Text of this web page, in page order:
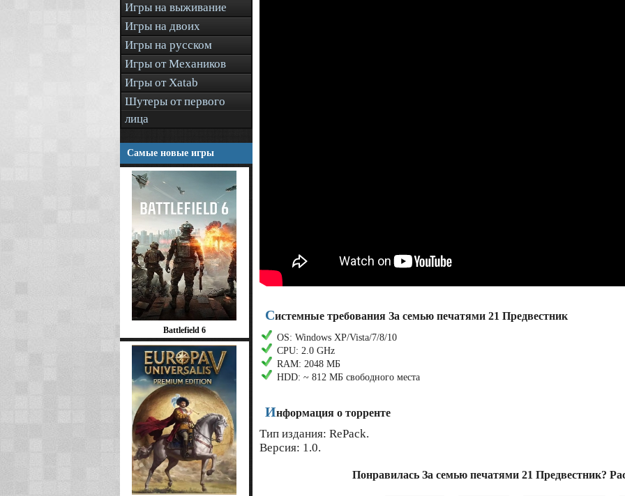
Игры на выживание
Игры на двоих
Игры на русском
Игры от Механиков
Игры от Xatab
Шутеры от первого
лица
Самые новые игры
Battlefield 6
Системные требования За семью печатями 21 Предвестник
OS: Windows XP/Vista/7/8/10
CPU: 2.0 GHz
RAM: 2048 МБ
HDD: ~ 812 МБ свободного места
Информация о торренте
Тип издания: RePack.
Версия: 1.0.
Понравилась За семью печатями 21 Предвестник?